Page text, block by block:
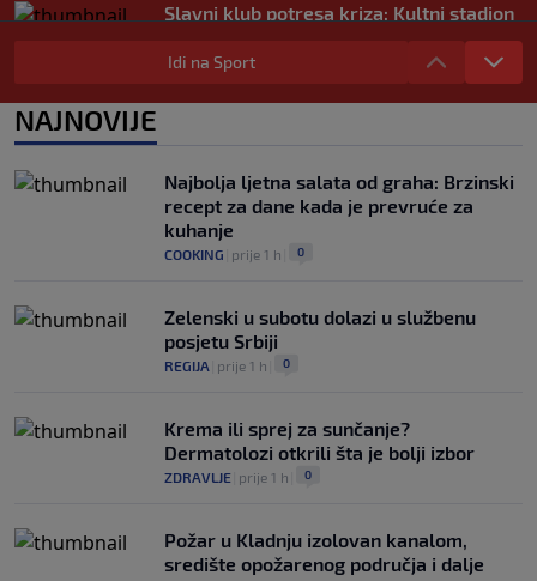
Slavni klub potresa kriza: Kultni stadion
u Italiji bit će prazan na početku sezone,
navijači objavili rat upravi
Idi na Sport
NAJNOVIJE
Najbolja ljetna salata od graha: Brzinski
recept za dane kada je prevruće za
kuhanje
COOKING prije 1 h 0
Zelenski u subotu dolazi u službenu
posjetu Srbiji
REGIJA prije 1 h 0
Krema ili sprej za sunčanje?
Dermatolozi otkrili šta je bolji izbor
ZDRAVLJE prije 1 h 0
Požar u Kladnju izolovan kanalom,
središte opožarenog područja i dalje